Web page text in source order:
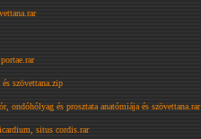
szövettana.zip
ondóhólyag és prosztata anatómiája és szövettana.rar
situs cordis.rar